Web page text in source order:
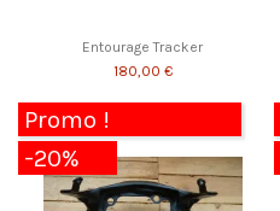
Entourage Tracker
180,00 €
Promo !
-20%